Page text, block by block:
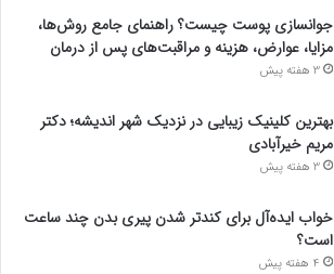
جوانسازی پوست چیست؟ راهنمای جامع روش‌ها،
مزایا، عوارض، هزینه و مراقبت‌های پس از درمان
3 هفته پیش
بهترین کلینیک زیبایی در نزدیک شهر اندیشه؛ دکتر
مریم خیرآبادی
3 هفته پیش
خواب ایده‌آل برای کندتر شدن پیری بدن چند ساعت
است؟
4 هفته پیش